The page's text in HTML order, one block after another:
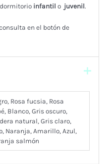
infantil o juvenil.
en el botón de
Rosa fucsia, Rosa
Blanco, Gris oscuro,
natural, Gris claro,
Naranja, Amarillo, Azul,
salmón